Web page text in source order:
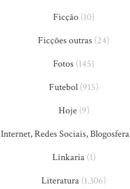
Ficção (10)
Ficções outras (24)
Fotos (145)
Futebol (915)
Hoje(9)
Internet, Redes Sociais, Blogosfera
Linkaria(1)
Literatura (1.306)